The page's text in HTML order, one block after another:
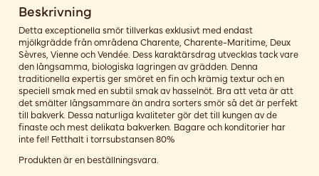
Beskrivning
Detta exceptionella smör tillverkas exklusivt med endast
mjölkgrädde från områdena Charente, Charente-Maritime, Deux
Sèvres, Vienne och Vendée. Dess karaktärsdrag utvecklas tack vare
den långsamma, biologiska lagringen av grädden. Denna
traditionella expertis ger smöret en fin och krämig textur och en
speciell smak med en subtil smak av hasselnöt. Bra att veta är att
det smälter långsammare än andra sorters smör så det är perfekt
till bakverk. Dessa naturliga kvaliteter gör det till kungen av de
finaste och mest delikata bakverken. Bagare och konditorier har
inte fel! Fetthalt i torrsubstansen 80%
Produkten är en beställningsvara.